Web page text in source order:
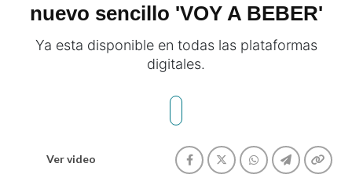
nuevo sencillo 'VOY A BEBER'
Ya esta disponible en todas las plataformas
digitales.
Ver video